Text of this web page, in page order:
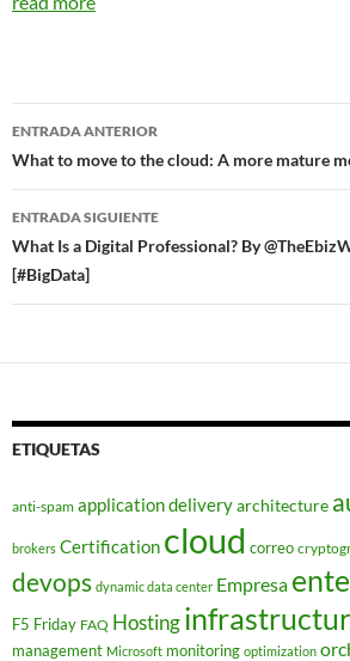
Navegador
de
entradas
ENTRADA ANTERIOR
What to move to the cloud: A more mature
ENTRADA SIGUIENTE
What Is a Digital Professional? By
[#BigData]
ETIQUETAS
anti-spam application deliveryarchitecture
brokers Certification cloud correo
devops dynamic data center Empresa
F5 Friday FAQ Hosting
management Microsoft monitoring optimization